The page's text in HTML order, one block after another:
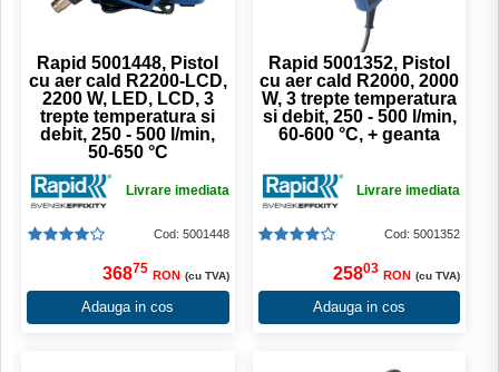
Rapid 5001448, Pistol
cu aer cald R2200-LCD,
2200 W, LED, LCD, 3
trepte temperatura si
debit, 250 - 500 l/min,
50-650 °C
Livrare imediata
Cod: 5001448
36875 RON (cu TVA)
Adauga in cos
Rapid 5001352, Pistol
cu aer cald R2000, 2000
W, 3 trepte temperatura
si debit, 250 - 500 l/min,
60-600 °C, + geanta
Livrare imediata
Cod: 5001352
25803 RON (cu TVA)
Adauga in cos